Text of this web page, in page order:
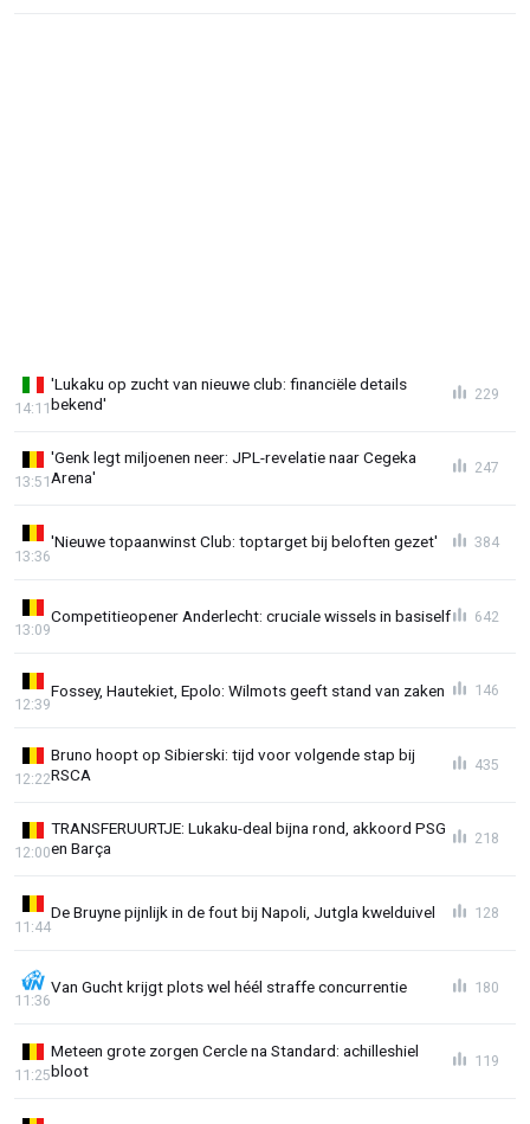
'Lukaku op zucht van nieuwe club: financiële details
bekend'
14:11
229
'Genk legt miljoenen neer: JPL-revelatie naar Cegeka
Arena'
13:51
247
'Nieuwe topaanwinst Club: toptarget bij beloften gezet'
13:36
384
Competitieopener Anderlecht: cruciale wissels in basiself
13:09
642
Fossey, Hautekiet, Epolo: Wilmots geeft stand van zaken
12:39
146
Bruno hoopt op Sibierski: tijd voor volgende stap bij
RSCA
12:22
435
TRANSFERUURTJE: Lukaku-deal bijna rond, akkoord PSG
en Barça
12:00
218
De Bruyne pijnlijk in de fout bij Napoli, Jutgla kwelduivel
11:44
128
Van Gucht krijgt plots wel héél straffe concurrentie
11:36
180
Meteen grote zorgen Cercle na Standard: achilleshiel
bloot
11:25
119